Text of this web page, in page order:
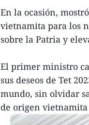
En la ocasión,
vietnamita para los
sobre la Patria y
El primer ministro
sus deseos de Tet
mundo, sin olvidar
de origen